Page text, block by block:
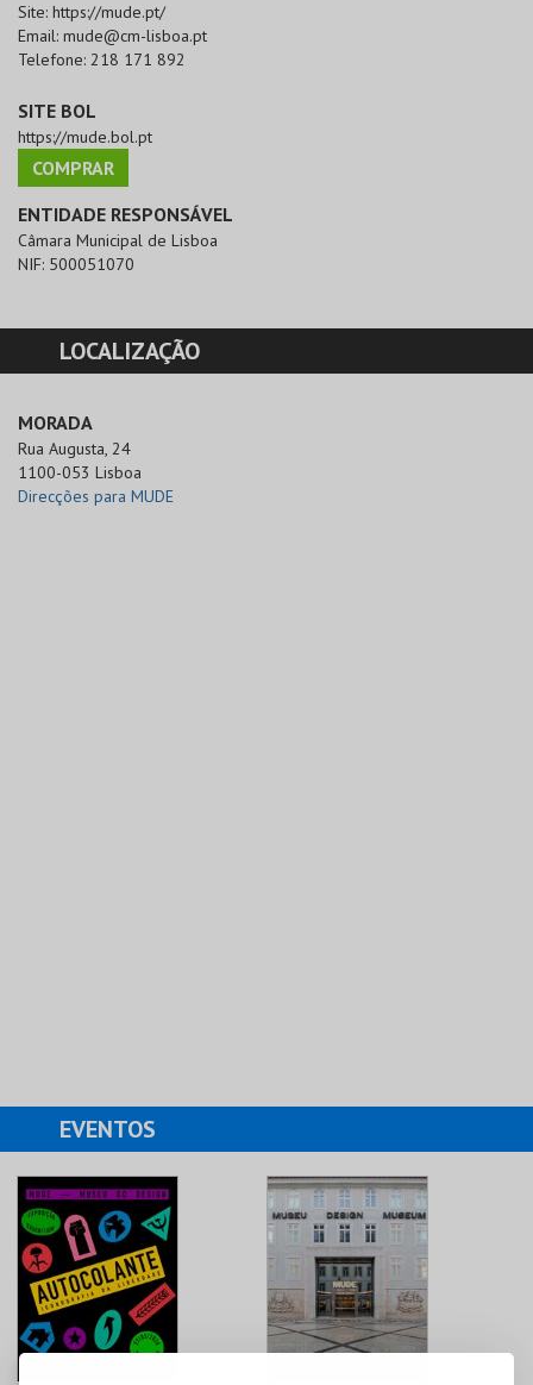
Site: https://mude.pt/
Email: mude@cm-lisboa.pt
Telefone: 218 171 892
SITE BOL
https://mude.bol.pt
COMPRAR
ENTIDADE RESPONSÁVEL
Câmara Municipal de Lisboa
NIF: 500051070
LOCALIZAÇÃO
MORADA
Rua Augusta, 24
1100-053 Lisboa
Direcções para MUDE
EVENTOS